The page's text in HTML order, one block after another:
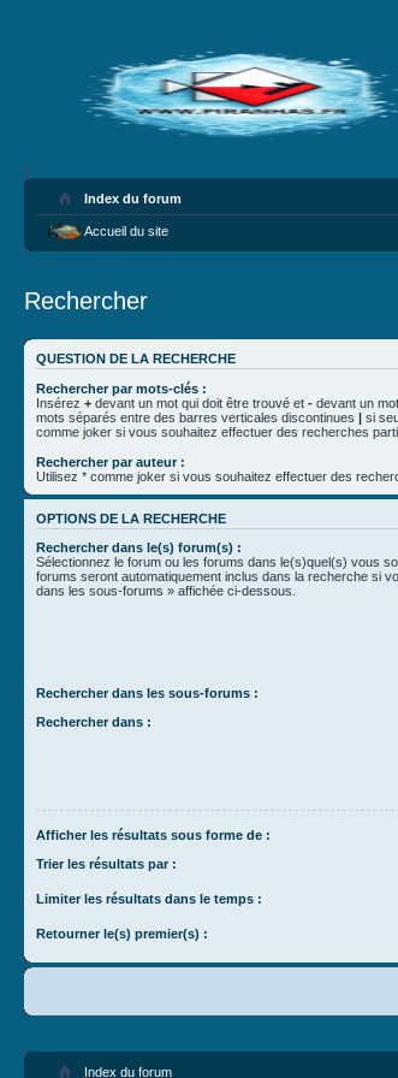
Index du forum
Accueil du site
Rechercher
QUESTION DE LA RECHERCHE
Rechercher par mots-clés :
Insérez + devant un mot qui doit être trouvé et - devant un
mots séparés entre des barres verticales discontinues | si
comme joker si vous souhaitez effectuer des recherches
Rechercher par auteur :
Utilisez * comme joker si vous souhaitez effectuer des
OPTIONS DE LA RECHERCHE
Rechercher dans le(s) forum(s) :
Sélectionnez le forum ou les forums dans le(s)quel(s) vous
forums seront automatiquement inclus dans la recherche si
dans les sous-forums » affichée ci-dessous.
Rechercher dans les sous-forums :
Rechercher dans :
Afficher les résultats sous forme de :
Trier les résultats par :
Limiter les résultats dans le temps :
Retourner le(s) premier(s) :
Index du forum